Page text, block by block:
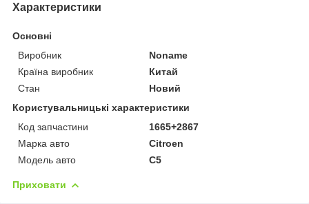
Характеристики
Основні
Виробник
Noname
Країна виробник
Китай
Стан
Новий
Користувальницькі характеристики
Код запчастини
1665+2867
Марка авто
Citroen
Модель авто
C5
Приховати